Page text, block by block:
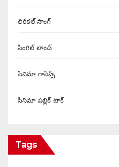
లిరికల్ సాంగ్
సింగిల్ లాంచ్
సినిమా గాసిప్స్
సినిమా పబ్లిక్ టాక్
Tags